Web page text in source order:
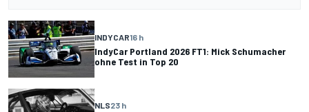
INDYCAR16 h
IndyCar Portland 2026 FT1: Mick Schumacher
ohne Test in Top 20
NLS23 h